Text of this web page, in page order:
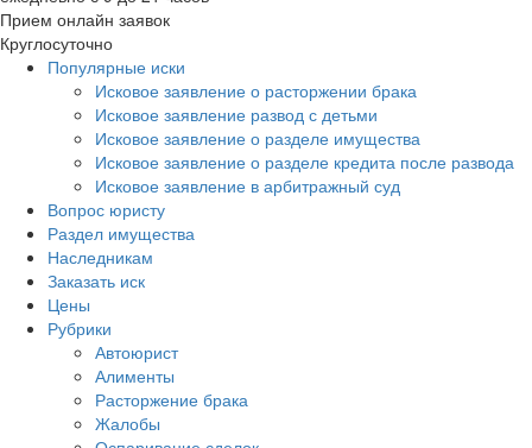
Прием онлайн заявок
Круглосуточно
Популярные иски
Исковое заявление о расторжении брака
Исковое заявление развод с детьми
Исковое заявление о разделе имущества
Исковое заявление о разделе кредита после развода
Исковое заявление в арбитражный суд
Вопрос юристу
Раздел имущества
Наследникам
Заказать иск
Цены
Рубрики
Автоюрист
Алименты
Расторжение брака
Жалобы